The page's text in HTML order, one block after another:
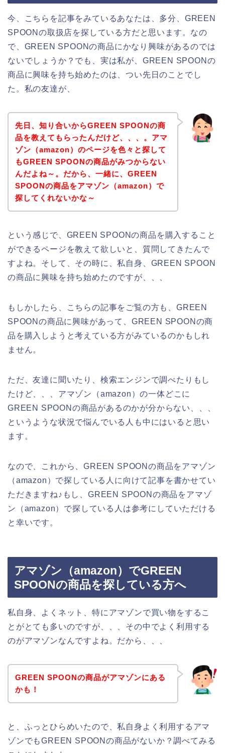
今、こちらを記事をみているあなたは、多分、GREEN
SPOONの取扱店を探している方だと思います。なの
で、GREEN SPOONの商品にかなり興味があるのでは
ないでしょうか？でも、実は私が、GREEN SPOONの
商品に興味を持ち始めたのは、つい先日のことでし
た。私の友達が、
先日、知り合いからGREEN SPOONの商
品を教えてもらったんだけど、、、。アマ
ゾン（amazon）のページを色々と探して
もGREEN SPOONの商品がみつからない
んだよね～。だから、一緒に、GREEN
SPOONの商品をアマゾン（amazon）で
探してくれないかな～
という感じで、GREEN SPOONの商品を購入すること
ができるページを教えて欲しいと、質問してきたんで
すよね。そして、その時に、私自身、GREEN SPOON
の商品に興味を持ち始めたのですが、、、
もしかしたら、こちらの記事をご覧の方も、GREEN
SPOONの商品に興味があって、GREEN SPOONの商
品を購入しようと考えている方がみているのかもしれ
ません。
ただ、友達に聞いたり、検索エンジンで調べたりもし
たけど、、、アマゾン（amazon）の一体どこに
GREEN SPOONの商品があるのかが分からない、、、
というような状況で悩んでいる人も中にはいると思い
ます。
なので、これから、GREEN SPOONの商品をアマゾン
（amazon）で探している人に向けて記事を書かせてい
ただきますね♪もし、GREEN SPOONの商品をアマゾ
ン（amazon）で探している人は参考にしていただける
と幸いです。
アマゾン（amazon）でGREEN
SPOONの商品を探している方へ
私自身、よくネット、特にアマゾンで買い物をするこ
とがとても多いのですが、、、その中でよく利用する
のがアマゾンなんですよね。だから、、、
GREEN SPOONの商品がアマゾンにある
かも！
と、ふっとひらめいたので、私自身よく利用するアマ
ゾンでもGREEN SPOONの商品がないか？調べてみる